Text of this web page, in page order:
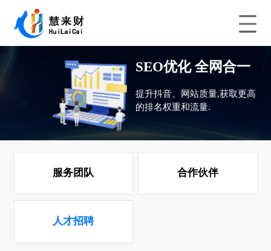
SEO优化 全网合一
提升抖音、网站质量,获取更高
的排名权重和流量.
服务团队 合作伙伴
人才招聘